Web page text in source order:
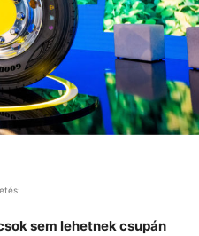
sem lehetnek csupán